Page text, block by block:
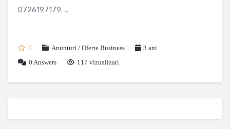
0726197179. ...
0 Anunturi / Oferte Business
3 ani
0 Answers 117 vizualizari